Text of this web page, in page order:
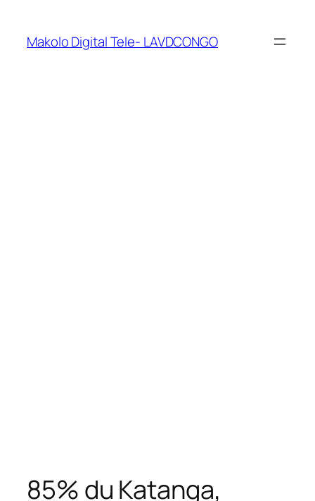
Makolo Digital Tele- LAVDCONGO
85% du Katanga,